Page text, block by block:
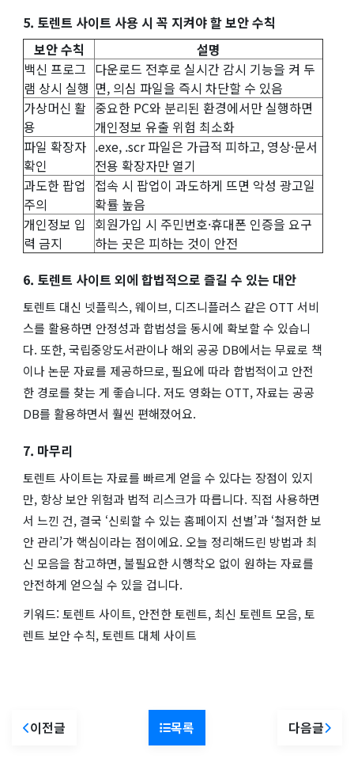
5. 토렌트 사이트 사용 시 꼭 지켜야 할 보안 수칙
보안 수칙
설명
백신 프로그
램 상시 실행
다운로드 전후로 실시간 감시 기능을 켜 두
면, 의심 파일을 즉시 차단할 수 있음
가상머신 활
용
중요한 PC와 분리된 환경에서만 실행하면
개인정보 유출 위험 최소화
파일 확장자
확인
.exe, .scr 파일은 가급적 피하고, 영상·문서
전용 확장자만 열기
과도한 팝업
주의
접속 시 팝업이 과도하게 뜨면 악성 광고일
확률 높음
개인정보 입
력 금지
회원가입 시 주민번호·휴대폰 인증을 요구
하는 곳은 피하는 것이 안전
6. 토렌트 사이트 외에 합법적으로 즐길 수 있는 대안
토렌트 대신 넷플릭스, 웨이브, 디즈니플러스 같은 OTT 서비
스를 활용하면 안정성과 합법성을 동시에 확보할 수 있습니
다. 또한, 국립중앙도서관이나 해외 공공 DB에서는 무료로 책
이나 논문 자료를 제공하므로, 필요에 따라 합법적이고 안전
한 경로를 찾는 게 좋습니다. 저도 영화는 OTT, 자료는 공공
DB를 활용하면서 훨씬 편해졌어요.
7. 마무리
토렌트 사이트는 자료를 빠르게 얻을 수 있다는 장점이 있지
만, 항상 보안 위험과 법적 리스크가 따릅니다. 직접 사용하면
서 느낀 건, 결국 ‘신뢰할 수 있는 홈페이지 선별’과 ‘철저한 보
안 관리’가 핵심이라는 점이에요. 오늘 정리해드린 방법과 최
신 모음을 참고하면, 불필요한 시행착오 없이 원하는 자료를
안전하게 얻으실 수 있을 겁니다.
키워드: 토렌트 사이트, 안전한 토렌트, 최신 토렌트 모음, 토
렌트 보안 수칙, 토렌트 대체 사이트
이전글 목록 다음글